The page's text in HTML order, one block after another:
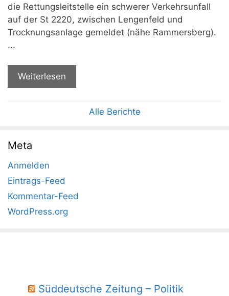
die Rettungsleitstelle ein schwerer Verkehrsunfall
auf der St 2220, zwischen Lengenfeld und
Trocknungsanlage gemeldet (nähe Rammersberg).
...
Weiterlesen
Alle Berichte
Meta
Anmelden
Eintrags-Feed
Kommentar-Feed
WordPress.org
Süddeutsche Zeitung – Politik